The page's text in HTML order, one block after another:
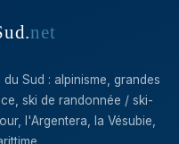
.net
Sud : alpinisme, grandes
ski de randonnée / ski-
l'Argentera, la Vésubie,